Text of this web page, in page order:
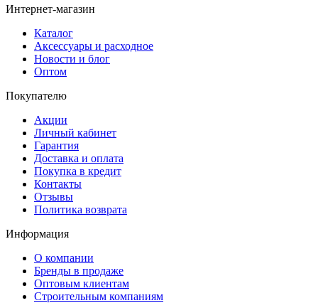
Интернет-магазин
Каталог
Аксессуары и расходное
Новости и блог
Оптом
Покупателю
Акции
Личный кабинет
Гарантия
Доставка и оплата
Покупка в кредит
Контакты
Отзывы
Политика возврата
Информация
О компании
Бренды в продаже
Оптовым клиентам
Строительным компаниям